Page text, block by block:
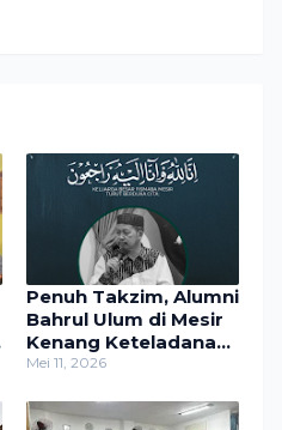
Penuh Takzim, Alumni
Bahrul Ulum di Mesir
Kenang Keteladanan
K.H. Fadhlullah Malik
Mei 11, 2026